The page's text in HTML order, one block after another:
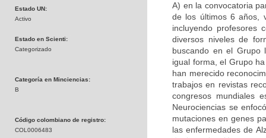
Estado UN:
Activo
Estado en Scienti:
Categorizado
Categoría en Minciencias:
B
Código colombiano de registro:
COL0006483
A) en la convocatoria
de los últimos 6 años,
incluyendo profesores
diversos niveles de
buscando en el Grupo
igual forma, el Grupo
han merecido
trabajos en revistas
congresos mundiales
Neurociencias se
mutaciones en genes
las enfermedades de